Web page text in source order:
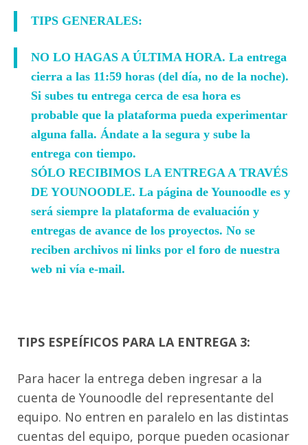
TIPS GENERALES:
NO LO HAGAS A ÚLTIMA HORA. La entrega
cierra a las 11:59 horas (del día, no de la noche).
Si subes tu entrega cerca de esa hora es
probable que la plataforma pueda experimentar
alguna falla. Ándate a la segura y sube la
entrega con tiempo.
SÓLO RECIBIMOS LA ENTREGA A TRAVÉS
DE YOUNOODLE. La página de Younoodle es y
será siempre la plataforma de evaluación y
entregas de avance de los proyectos. No se
reciben archivos ni links por el foro de nuestra
web ni vía e-mail.
TIPS ESPEÍFICOS PARA LA ENTREGA 3:
Para hacer la entrega deben ingresar a la
cuenta de Younoodle del representante del
equipo. No entren en paralelo en las distintas
cuentas del equipo, porque pueden ocasionar